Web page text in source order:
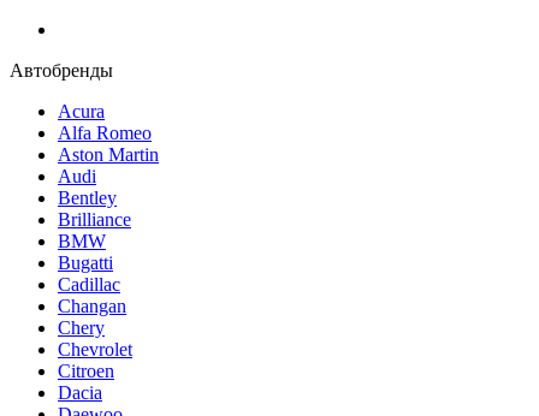
Автобренды
Acura
Alfa Romeo
Aston Martin
Audi
Bentley
Brilliance
BMW
Bugatti
Cadillac
Changan
Chery
Chevrolet
Citroen
Dacia